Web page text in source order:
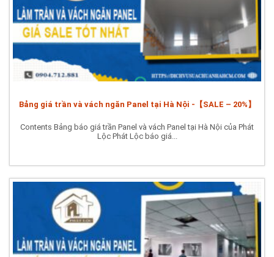
Bảng giá trần và vách ngăn Panel tại Hà Nội -【SALE – 20%】
Contents Bảng báo giá trần Panel và vách Panel tại Hà Nội của Phát
Lộc Phát Lộc báo giá...